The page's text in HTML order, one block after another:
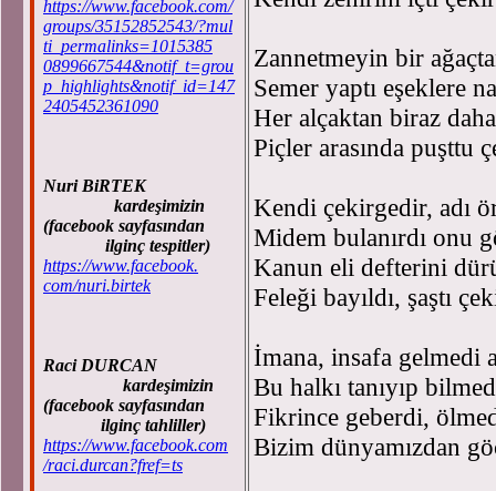
https://www.facebook.com/
groups/35152852543/?mul
ti_permalinks=1015385
0899667544&notif_t=grou
p_highlights&notif_id=147
2405452361090
Nuri BiRTEK
kardeşimizin
(facebook sayfasından
ilginç tespitler)
https://www.facebook.
com/nuri.birtek
Raci DURCAN
kardeşimizin
(facebook sayfasından
ilginç tahliller)
https://www.facebook.com
/raci.durcan?fref=ts
Zannetmeyin bir
Semer yaptı eşeklere
Her alçaktan biraz
Piçler arasında puşttu
Kendi çekirgedir, adı
Midem bulanırdı onu
Kanun eli defterini
Feleği bayıldı, şaştı
İmana, insafa gelmedi
Bu halkı tanıyıp
Fikrince geberdi,
Bizim dünyamızdan